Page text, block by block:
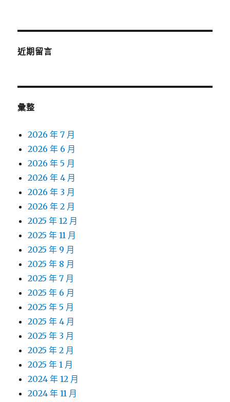
近期留言
彙整
2026 年 7 月
2026 年 6 月
2026 年 5 月
2026 年 4 月
2026 年 3 月
2026 年 2 月
2025 年 12 月
2025 年 11 月
2025 年 9 月
2025 年 8 月
2025 年 7 月
2025 年 6 月
2025 年 5 月
2025 年 4 月
2025 年 3 月
2025 年 2 月
2025 年 1 月
2024 年 12 月
2024 年 11 月